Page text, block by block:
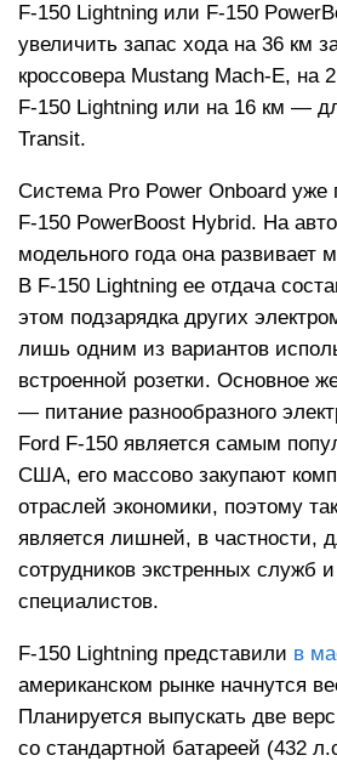
F-150 Lightning или F-150
увеличить запас хода на 36 км
кроссовера Mustang Mach-E, на
F-150 Lightning или на 16 км —
Transit.
Система Pro Power Onboard уже
F-150 PowerBoost Hybrid. На
модельного года она развивает
В F-150 Lightning ее отдача
этом подзарядка других
лишь одним из вариантов
встроенной розетки. Основное
— питание разнообразного
Ford F-150 является самым
США, его массово закупают
отраслей экономики, поэтому
является лишней, в частности,
сотрудников экстренных служб
специалистов.
F-150 Lightning представили в
американском рынке начнутся
Планируется выпускать две
со стандартной батареей (432